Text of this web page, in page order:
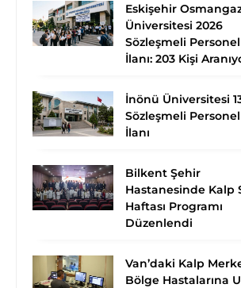
Eskişehir
Üniversitesi 2026
Sözleşmeli Personel
İlanı: 203 Kişi
İnönü Üniversitesi
Sözleşmeli Personel
İlanı
Bilkent Şehir
Hastanesinde Kalp
Haftası Programı
Düzenlendi
Van’daki Kalp
Bölge Hastalarına